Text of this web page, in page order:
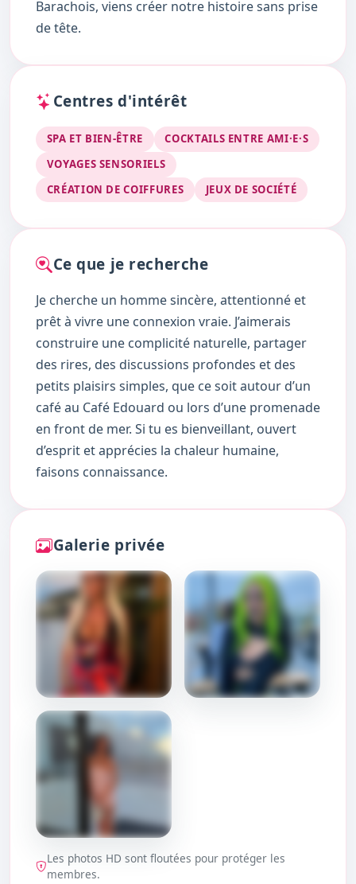
Barachois, viens créer notre histoire sans prise
de tête.
Centres d'intérêt
SPA ET BIEN-ÊTRE
COCKTAILS ENTRE AMI·E·S
VOYAGES SENSORIELS
CRÉATION DE COIFFURES
JEUX DE SOCIÉTÉ
Ce que je recherche
Je cherche un homme sincère, attentionné et
prêt à vivre une connexion vraie. J’aimerais
construire une complicité naturelle, partager
des rires, des discussions profondes et des
petits plaisirs simples, que ce soit autour d’un
café au Café Edouard ou lors d’une promenade
en front de mer. Si tu es bienveillant, ouvert
d’esprit et apprécies la chaleur humaine,
faisons connaissance.
Galerie privée
DÉBLOQUER
DÉBLOQUER
Les photos HD sont floutées pour protéger les
membres.